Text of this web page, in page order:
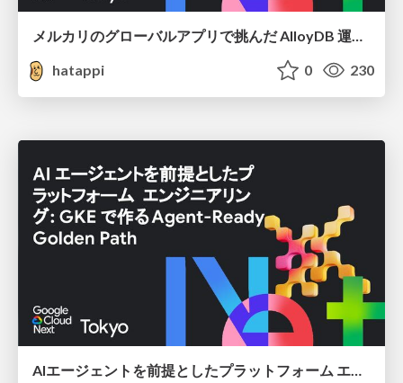
hatappi
0 230
AIエージェントを前提としたプラットフォーム エンジニアリング：GKEで作るAgent-Ready Golden Path